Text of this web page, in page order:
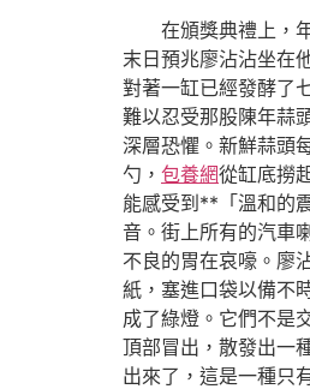
在頒獎典禮上，
末日預兆廖沾沾坐在
對著一缸已經發酵了
難以忍受那股陳年蒜
深層恐懼。新鮮蒜頭
勺， 包養網從缸底撈
能感受到**「溫和的
音。街上所有的汽車
不良的胃在哀嚎。廖
紙，塞進口袋以備不
成了綠燈。它們不是
頂部冒出，散發出一
出來了，這是一種只